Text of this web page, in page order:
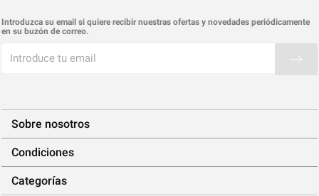
Introduzca su email si quiere recibir nuestras ofertas y novedades periódicamente
en su buzón de correo.
Sobre nosotros
Condiciones
Categorías